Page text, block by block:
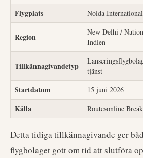
Flygplats Noida
Region
New Delhi /
Indien
Tillkännagivandetyp
tjänst
Startdatum 15 juni 2026
Källa Routesonline
Detta tidiga tillkännagivande ger
flygbolaget gott om tid att slutföra